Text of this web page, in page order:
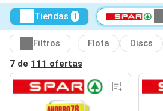
Tiendas 1
Filtros Flota Discs
7 de 111 ofertas